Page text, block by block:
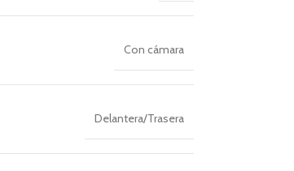
Con cámara
Delantera/Trasera